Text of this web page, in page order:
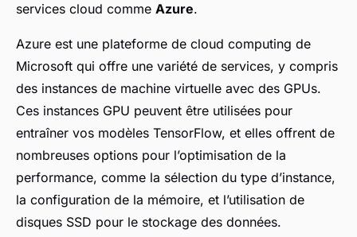
services cloud comme Azure.
Azure est une plateforme de cloud computing de
Microsoft qui offre une variété de services, y compris
des instances de machine virtuelle avec des GPUs.
Ces instances GPU peuvent être utilisées pour
entraîner vos modèles TensorFlow, et elles offrent de
nombreuses options pour l’optimisation de la
performance, comme la sélection du type d’instance,
la configuration de la mémoire, et l’utilisation de
disques SSD pour le stockage des données.